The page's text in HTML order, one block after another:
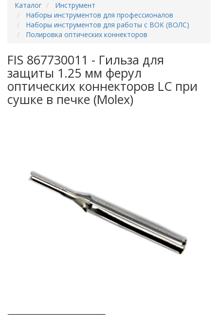
Каталог
Инструмент
Наборы инструментов для профессионалов
Наборы инструментов для работы с ВОК (ВОЛС)
Полировка оптических коннекторов
FIS 867730011 - Гильза для
защиты 1.25 мм ферул
оптических коннекторов LC при
сушке в печке (Molex)